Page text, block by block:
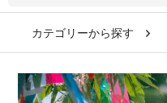
カテゴリーから探す